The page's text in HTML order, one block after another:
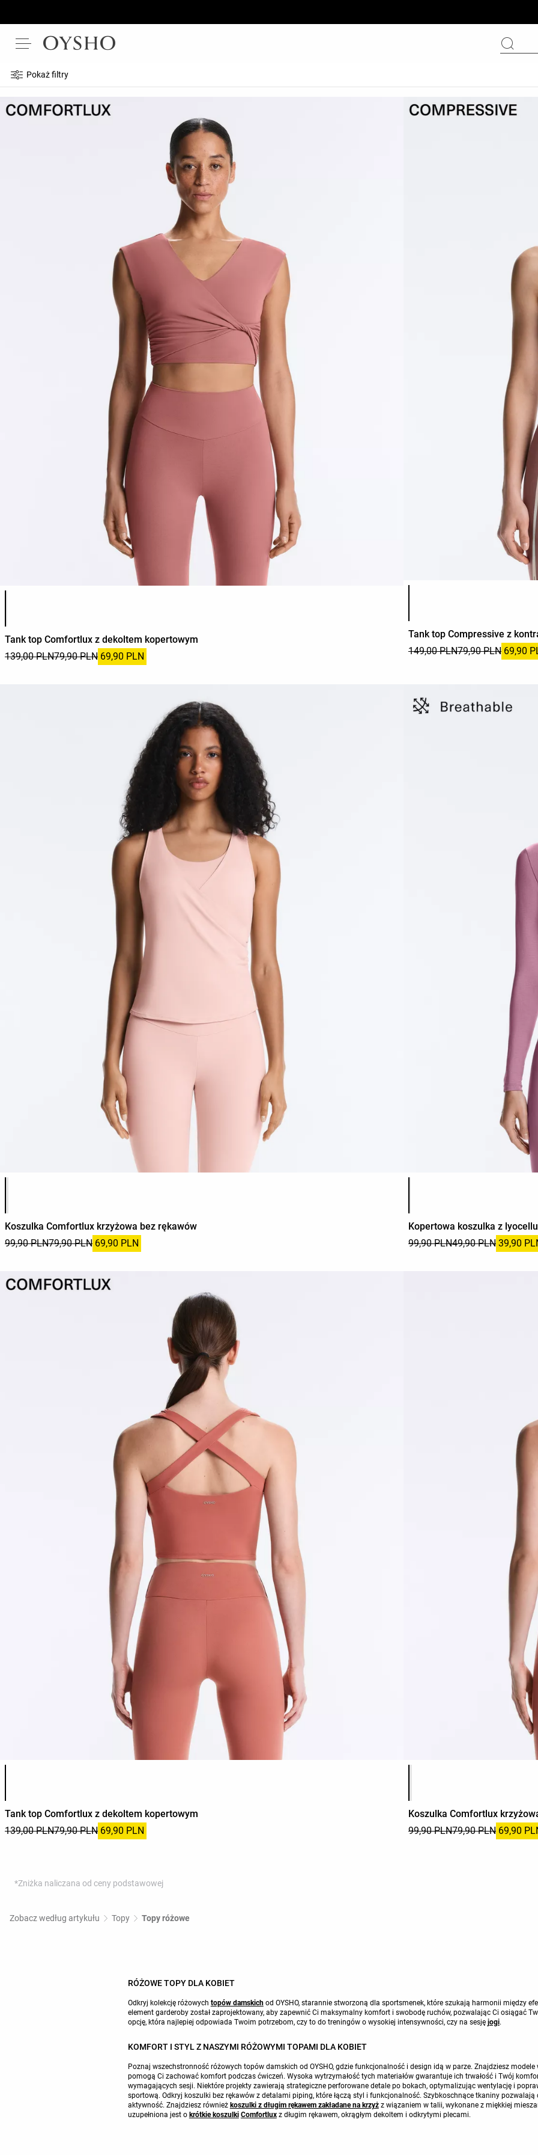
Pokaż filtry
Lista kolorów produktu
Tank top Comfortlux z dekoltem kopertowym
139,00 PLN79,90 PLN 69,90 PLN
Lista kolorów produktu
Tank top Compressive z
149,00 PLN79,90 PLN 69,90
Koszulka Comfortlux krzyżowa bez rękawów
99,90 PLN79,90 PLN 69,90 PLN
Kopertowa koszulka z lyocellu
99,90 PLN49,90 PLN 39,90
Tank top Comfortlux z dekoltem kopertowym
139,00 PLN79,90 PLN 69,90 PLN
Koszulka Comfortlux
99,90 PLN79,90 PLN 69,90
*Zniżka naliczana od ceny podstawowej
Zobacz według artykułu Topy Topy różowe
RÓŻOWE TOPY DLA KOBIET
Odkryj kolekcję różowych topów damskichod OYSHO, starannie stworzoną dla sportsmenek, które szukają harmonii między
element garderoby został zaprojektowany, aby zapewnić Ci maksymalny komfort i swobodę ruchów, pozwalając Ci osiągać
opcję, która najlepiej odpowiada Twoim potrzebom, czy to do treningów o wysokiej intensywności, czy na sesję jogi.
KOMFORT I STYL Z NASZYMI RÓŻOWYMI TOPAMI DLA KOBIET
Poznaj wszechstronność różowych topów damskich od OYSHO, gdzie funkcjonalność i design idą w parze. Znajdziesz
pomogą Ci zachować komfort podczas ćwiczeń. Wysoka wytrzymałość tych materiałów gwarantuje ich trwałość i Twój
wymagających sesji. Niektóre projekty zawierają strategiczne perforowane detale po bokach, optymalizując wentylację i
sportową. Odkryj koszulki bez rękawów z detalami piping, które łączą styl i funkcjonalność. Szybkoschnące tkaniny pozwalają
aktywność. Znajdziesz również koszulki z długim rękawem zakładane na krzyżz wiązaniem w talii, wykonane z miękkiej
uzupełniona jest o krótkie koszulki Comfortluxz długim rękawem, okrągłym dekoltem i odkrytymi plecami.